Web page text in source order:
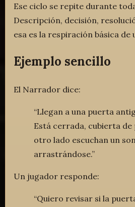
Ese ciclo se repite durante
Descripción, decisión,
esa es la respiración básica de
Ejemplo sencillo
El Narrador dice:
“Llegan a una puerta
Está cerrada, cubierta de
otro lado escuchan un
arrastrándose.”
Un jugador responde:
“Quiero revisar si la